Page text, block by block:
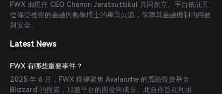
益，避免治理代幣通脹。
FWX 由現任 CEO Chanon Jaratsuttikul 共同創立。平台依託五
位備受推崇的金融與數學博士的專業知識，保障其金融機制的穩健
與安全。
Latest News
FWX 有哪些重要事件？
2025 年 6 月，FWX 獲得聚焦 Avalanche 的風險投資基金
Blizzard 的投資，加速平台的開發與成長。此合作旨在利用